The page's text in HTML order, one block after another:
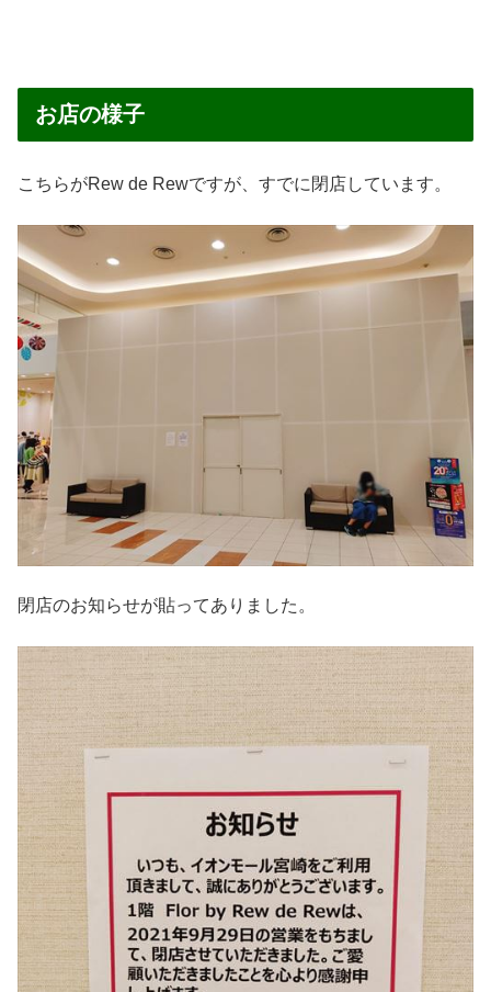
お店の様子
こちらがRew de Rewですが、すでに閉店しています。
閉店のお知らせが貼ってありました。